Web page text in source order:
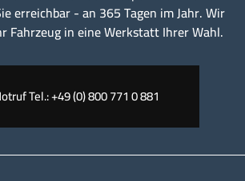
erreichbar - an 365 Tagen im Jahr. Wir
Fahrzeug in eine Werkstatt Ihrer Wahl.
Tel.: +49 (0) 800 771 0 881